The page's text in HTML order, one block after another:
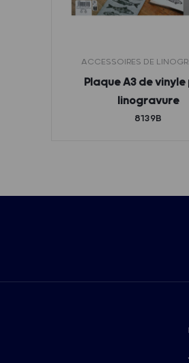
ACCESSOIRES DE
Plaque A3 de
linogravure
8139B